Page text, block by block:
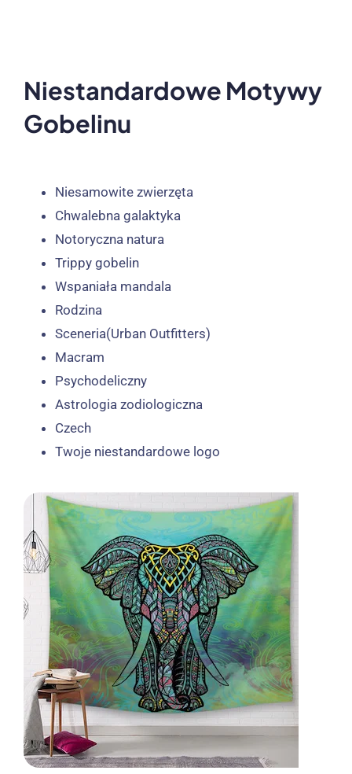
Niestandardowe Motywy
Gobelinu
Niesamowite zwierzęta
Chwalebna galaktyka
Notoryczna natura
Trippy gobelin
Wspaniała mandala
Rodzina
Sceneria(Urban Outfitters)
Macram
Psychodeliczny
Astrologia zodiologiczna
Czech
Twoje niestandardowe logo